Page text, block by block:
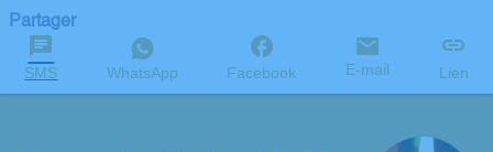
Partager
SMS WhatsApp Facebook E-mail Lien